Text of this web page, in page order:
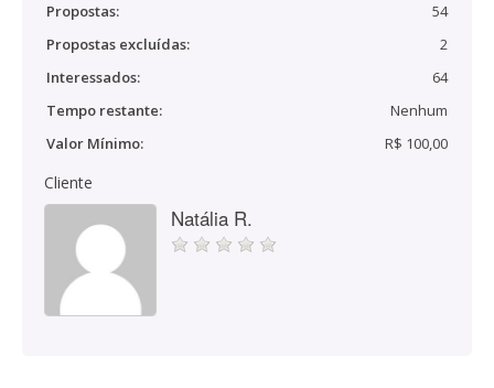
Propostas:
54
Propostas excluídas:
2
Interessados:
64
Tempo restante:
Nenhum
Valor Mínimo:
R$ 100,00
Cliente
Natália R.